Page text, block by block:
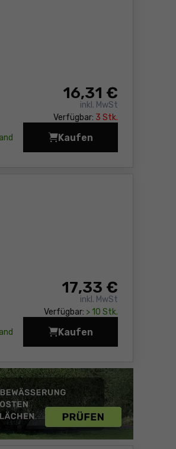
16,31 €
inkl. MwSt
Verfügbar: 3 Stk.
Kaufen
Kunststoff-Meterstab
17,33 €
inkl. MwSt
Verfügbar: > 10 Stk.
Kaufen
Wasserwaage Sola